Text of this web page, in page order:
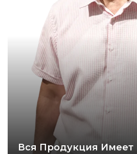
Вся Продукция Имеет